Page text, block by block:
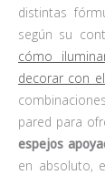
distintas
según su
cómo
decorar con
pared para
espejos
en absoluto,